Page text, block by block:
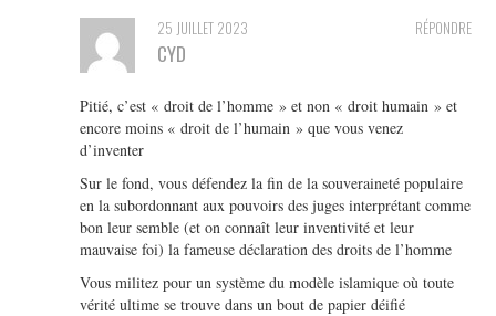
RÉPONDRE
25 JUILLET 2023
CYD
Pitié, c’est « droit de l’homme » et non « droit humain » et
encore moins « droit de l’humain » que vous venez
d’inventer
Sur le fond, vous défendez la fin de la souveraineté populaire
en la subordonnant aux pouvoirs des juges interprétant comme
bon leur semble (et on connaît leur inventivité et leur
mauvaise foi) la fameuse déclaration des droits de l’homme
Vous militez pour un système du modèle islamique où toute
vérité ultime se trouve dans un bout de papier déifié